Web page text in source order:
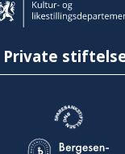
Private